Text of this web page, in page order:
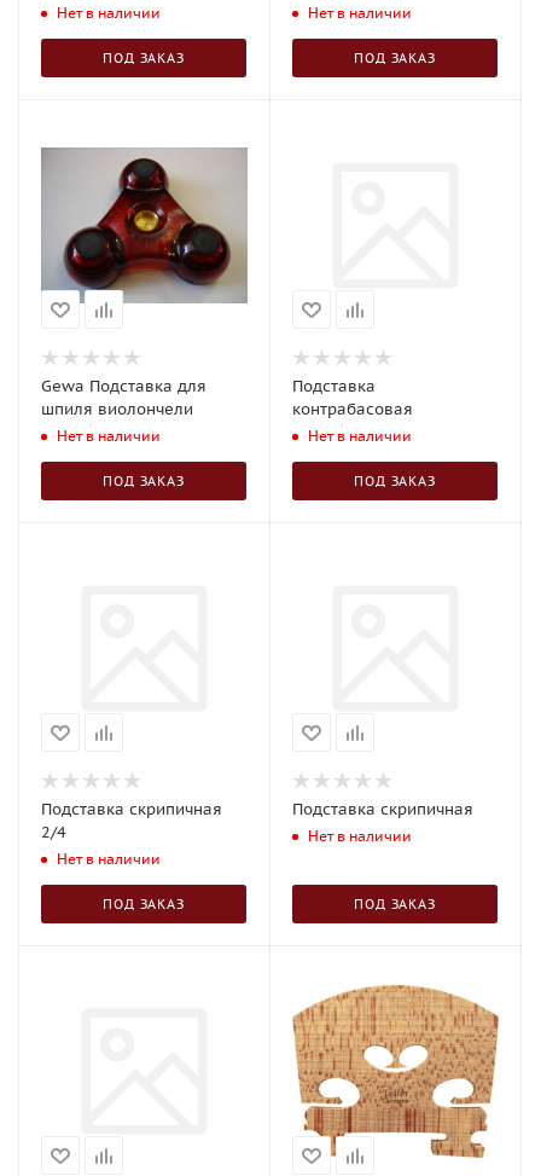
Нет в наличии
ПОД ЗАКАЗ
Нет в наличии
ПОД ЗАКАЗ
Gewa Подставка для
шпиля виолончели
Нет в наличии
ПОД ЗАКАЗ
Подставка
контрабасовая
Нет в наличии
ПОД ЗАКАЗ
Подставка скрипичная
2/4
Нет в наличии
ПОД ЗАКАЗ
Подставка скрипичная
Нет в наличии
ПОД ЗАКАЗ